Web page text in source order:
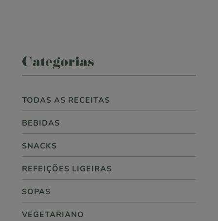
Categorias
TODAS AS RECEITAS
BEBIDAS
SNACKS
REFEIÇÕES LIGEIRAS
SOPAS
VEGETARIANO